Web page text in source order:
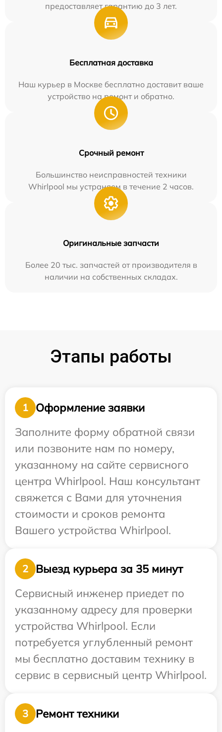
предоставляет гарантию до 3 лет.
Бесплатная доставка
Наш курьер в Москве бесплатно доставит ваше
устройство на ремонт и обратно.
Срочный ремонт
Большинство неисправностей техники
Whirlpool мы устраняем в течение 2 часов.
Оригинальные запчасти
Более 20 тыс. запчастей от производителя в
наличии на собственных складах.
Этапы работы
1
Оформление заявки
Заполните форму обратной связи
или позвоните нам по номеру,
указанному на сайте сервисного
центра Whirlpool. Наш консультант
свяжется с Вами для уточнения
стоимости и сроков ремонта
Вашего устройства Whirlpool.
2
Выезд курьера за 35 минут
Сервисный инженер приедет по
указанному адресу для проверки
устройства Whirlpool. Если
потребуется углубленный ремонт
мы бесплатно доставим технику в
сервис в сервисный центр Whirlpool.
3
Ремонт техники